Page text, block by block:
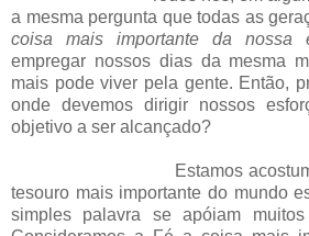
a mesma pergunta que todas as
coisa mais importante da nossa
empregar nossos dias da mesma
mais pode viver pela gente. Então,
onde devemos dirigir nossos
objetivo a ser alcançado?
Estamos acostumados
tesouro mais importante do mundo
simples palavra se apóiam